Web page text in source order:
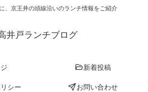
、京王井の頭線沿いのランチ情報をご紹介
井戸ランチブログ
新着投稿
シー お問い合わせ